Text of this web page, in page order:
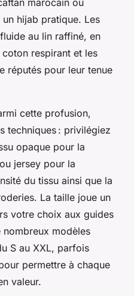
hijab pratique. Les
au lin raffiné, en
respirant et les
réputés pour leur tenue
cette profusion,
techniques : privilégiez
opaque pour la
jersey pour la
du tissu ainsi que la
La taille joue un
votre choix aux guides
modèles
S au XXL, parfois
permettre à chaque
valeur.